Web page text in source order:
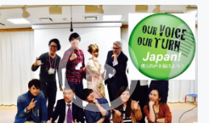
アート・写真
テクノロジー・ガジェット
映像・映画